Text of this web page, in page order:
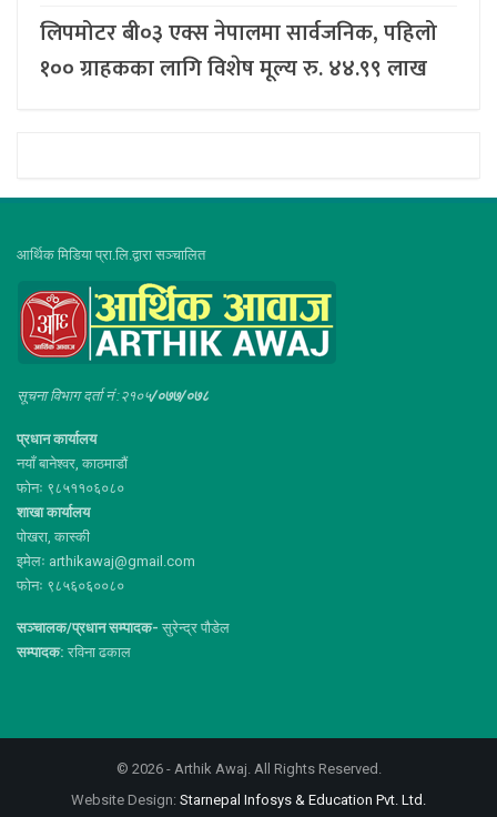
लिपमोटर बी०३ एक्स नेपालमा सार्वजनिक, पहिलो
१०० ग्राहकका लागि विशेष मूल्य रु. ४४.९९ लाख
आर्थिक मिडिया प्रा.लि.द्वारा सञ्चालित
सूचना विभाग दर्ता नं :२१०५/०७७/०७८
प्रधान कार्यालय
नयाँ बानेश्वर, काठमाडौं
फोनः ९८५११०६०८०
शाखा कार्यालय
पोखरा, कास्की
इमेलः arthikawaj@gmail.com
फोनः ९८५६०६००८०
सञ्चालक/प्रधान सम्पादक- सुरेन्द्र पौडेल
सम्पादक: रविना ढकाल
© 2026 - Arthik Awaj. All Rights Reserved.
Website Design: Starnepal Infosys & Education Pvt. Ltd.